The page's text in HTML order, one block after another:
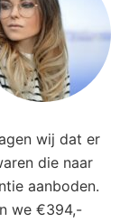
wij dat er
die naar
aanboden.
we €394,-